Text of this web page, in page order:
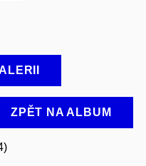
ZPĚT NA ALBUM